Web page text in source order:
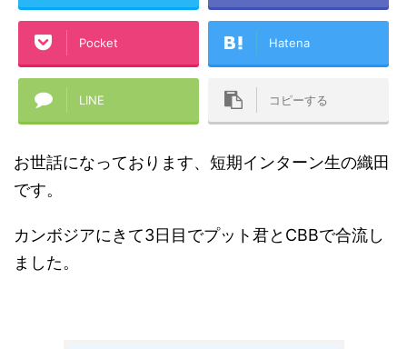
Pocket Hatena
LINE コピーする
お世話になっております、短期インターン生の織田
です。
カンボジアにきて3日目でプット君とCBBで合流し
ました。